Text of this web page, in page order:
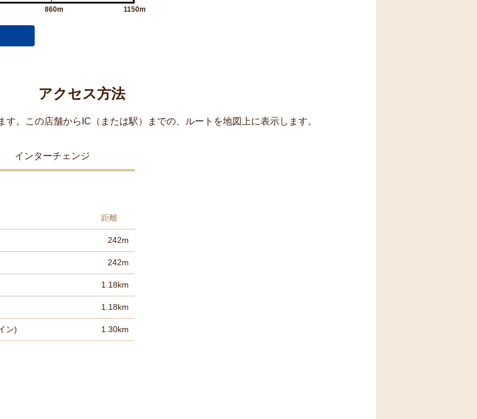
860m 1150m
アクセス方法
。この店舗からIC（または駅）までの、ルートを地図上に表示します。
インターチェンジ
距離
242m
242m
1.18km
1.18km
ン) 1.30km